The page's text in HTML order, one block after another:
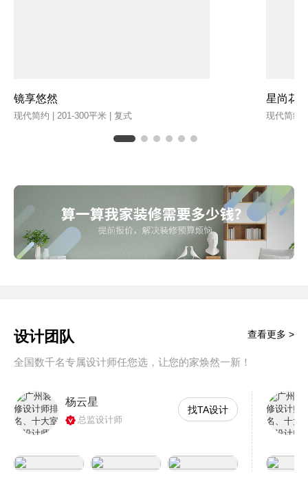
镜享悠然
现代简约 | 201-300平米 | 复式
星尚花
现代简约
设计团队
全国数千名专属设计师任您选，让您的家焕然一新！
查看更多 >
杨云星
总监设计师
找TA设计